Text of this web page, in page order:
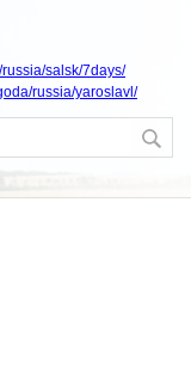
salsk/7days/
russia/yaroslavl/